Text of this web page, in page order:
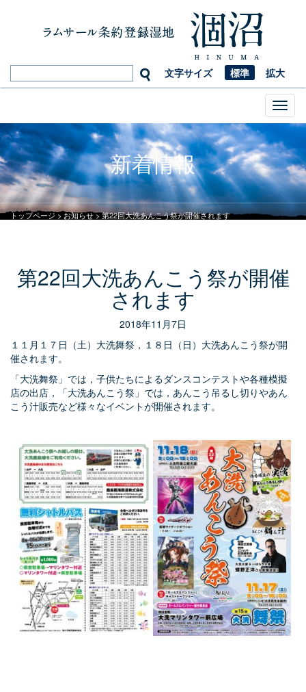
文字サイズ 標準 拡大
新着情報
トップページ>お知らせ>第22回大洗あんこう祭が開催されます
第22回大洗あんこう祭が開催
されます
2018年11月7日
１１月１７日（土）大洗舞祭，１８日（日）大洗あんこう祭が開
催されます。
「大洗舞祭」では，子供たちによるダンスコンテストや各種模擬
店の出店，「大洗あんこう祭」では，あんこう吊るし切りやあん
こう汁販売など様々なイベントが開催されます。